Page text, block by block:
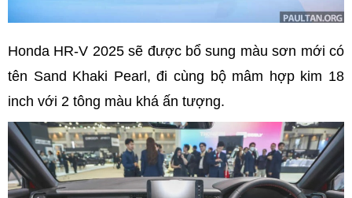
Honda HR-V 2025 sẽ được bổ sung màu sơn mới có
tên Sand Khaki Pearl, đi cùng bộ mâm hợp kim 18
inch với 2 tông màu khá ấn tượng.